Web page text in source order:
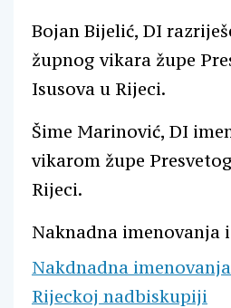
Bojan Bijelić, DI
župnog vikara župe
Isusova u Rijeci.
Šime Marinović, DI
vikarom župe
Rijeci.
Naknadna imenovanja
Nakdnadna
Rijeckoj nadbiskupiji